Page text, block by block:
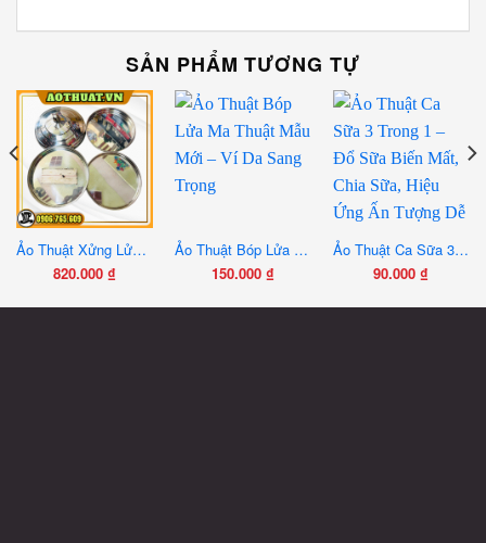
SẢN PHẨM TƯƠNG TỰ
Ảo Thuật Xửng Lửa Plasma – Đạo Cụ Biểu Diễn Sân Khấu Siêu Ấn Tượng
820.000 ₫
Ảo Thuật Bóp Lửa Ma Thuật Mẫu Mới – Ví Da Sang Trọng
150.000 ₫
Ảo Thuật Ca Sữa 3 Trong 1 – Đổ Sữa Biến Mất, Chia Sữa, Hiệu Ứng Ấn Tượng Dễ Dùng
90.000₫